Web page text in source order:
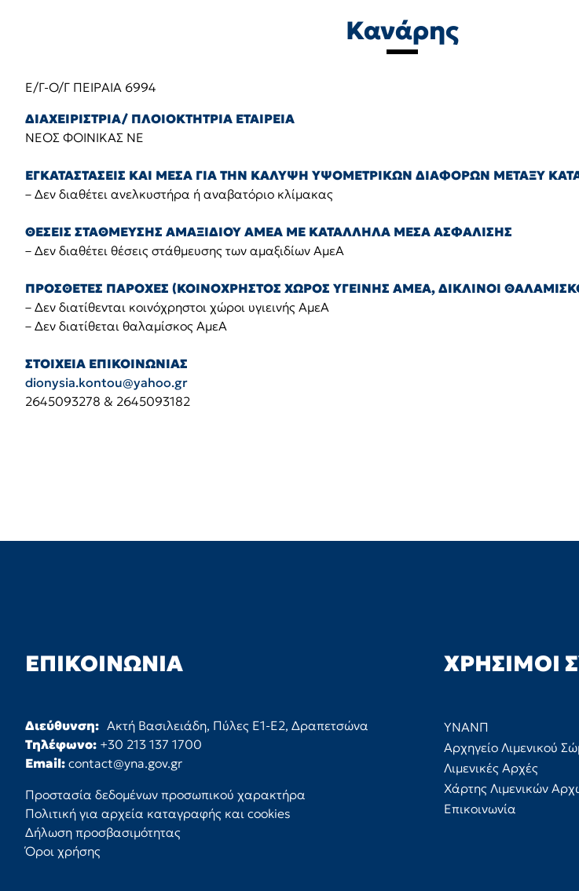
Κανάρης
Ε/Γ-Ο/Γ ΠΕΙΡΑΙΑ 6994
ΔΙΑΧΕΙΡΙΣΤΡΙΑ/ ΠΛΟΙΟΚΤΗΤΡΙΑ ΕΤΑΙΡΕΙΑ
ΝΕΟΣ ΦΟΙΝΙΚΑΣ ΝΕ
ΕΓΚΑΤΑΣΤΑΣΕΙΣ ΚΑΙ ΜΕΣΑ ΓΙΑ ΤΗΝ ΚΑΛΥΨΗ ΥΨΟΜΕΤΡΙΚΩΝ ΔΙΑΦΟΡΩΝ ΜΕΤΑΞΥ
– Δεν διαθέτει ανελκυστήρα ή αναβατόριο κλίμακας
ΘΕΣΕΙΣ ΣΤΑΘΜΕΥΣΗΣ ΑΜΑΞΙΔΙΟΥ ΑΜΕΑ ΜΕ ΚΑΤΑΛΛΗΛΑ ΜΕΣΑ ΑΣΦΑΛΙΣΗΣ
– Δεν διαθέτει θέσεις στάθμευσης των αμαξιδίων ΑμεΑ
ΠΡΟΣΘΕΤΕΣ ΠΑΡΟΧΕΣ (ΚΟΙΝΟΧΡΗΣΤΟΣ ΧΩΡΟΣ ΥΓΕΙΝΗΣ ΑΜΕΑ, ΔΙΚΛΙΝΟΙ
– Δεν διατίθενται κοινόχρηστοι χώροι υγιεινής ΑμεΑ
– Δεν διατίθεται θαλαμίσκος ΑμεΑ
ΣΤΟΙΧΕΙΑ ΕΠΙΚΟΙΝΩΝΙΑΣ
dionysia.kontou@yahoo.gr
2645093278 & 2645093182
ΕΠΙΚΟΙΝΩΝΊΑ
Διεύθυνση: Ακτή Βασιλειάδη, Πύλες Ε1-Ε2, Δραπετσώνα
Τηλέφωνο: +30 213 137 1700
Email: contact@yna.gov.gr
Προστασία δεδομένων προσωπικού χαρακτήρα
Πολιτική για αρχεία καταγραφής και cookies
Δήλωση προσβασιμότητας
Όροι χρήσης
ΧΡΉΣΙΜΟΙ
ΥΝΑΝΠ
Αρχηγείο Λιμενικού
Λιμενικές Αρχές
Χάρτης Λιμενικών
Επικοινωνία